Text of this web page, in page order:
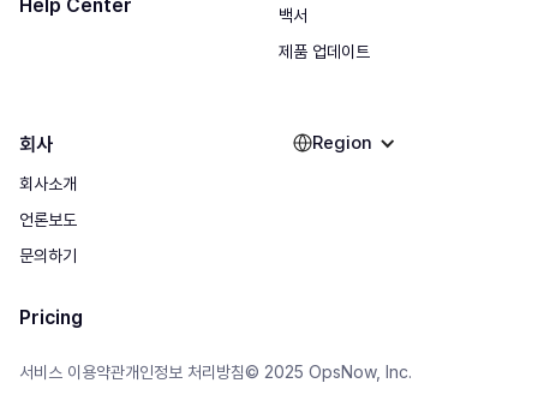
Help Center
백서
제품 업데이트
회사
회사소개
언론보도
문의하기
Pricing
서비스 이용약관개인정보 처리방침© 2025 OpsNow, Inc.
Region